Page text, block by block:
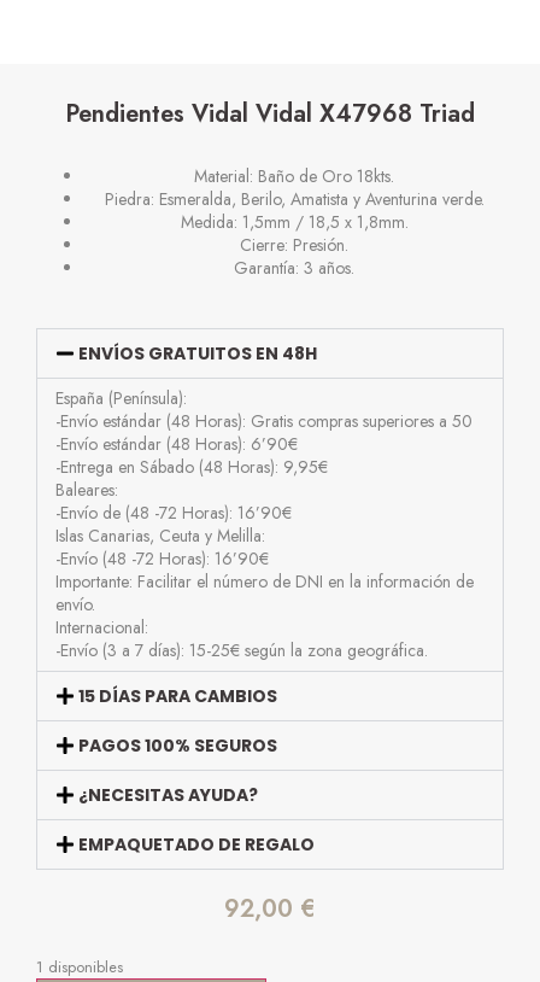
Pendientes Vidal Vidal X47968 Triad
Material: Baño de Oro 18kts.
Piedra: Esmeralda, Berilo, Amatista y Aventurina verde.
Medida: 1,5mm / 18,5 x 1,8mm.
Cierre: Presión.
Garantía: 3 años.
ENVÍOS GRATUITOS EN 48H
España (Península):
-Envío estándar (48 Horas): Gratis compras superiores a 50
-Envío estándar (48 Horas): 6’90€
-Entrega en Sábado (48 Horas): 9,95€
Baleares:
-Envío de (48 -72 Horas): 16’90€
Islas Canarias, Ceuta y Melilla:
-Envío (48 -72 Horas): 16’90€
Importante: Facilitar el número de DNI en la información de
envío.
Internacional:
-Envío (3 a 7 días): 15-25€ según la zona geográfica.
15 DÍAS PARA CAMBIOS
PAGOS 100% SEGUROS
¿NECESITAS AYUDA?
EMPAQUETADO DE REGALO
92,00 €
1 disponibles